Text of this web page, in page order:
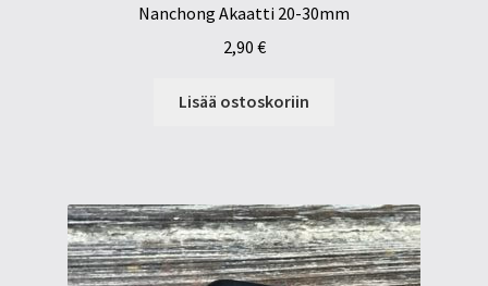
Nanchong Akaatti 20-30mm
2,90 €
Lisää ostoskoriin